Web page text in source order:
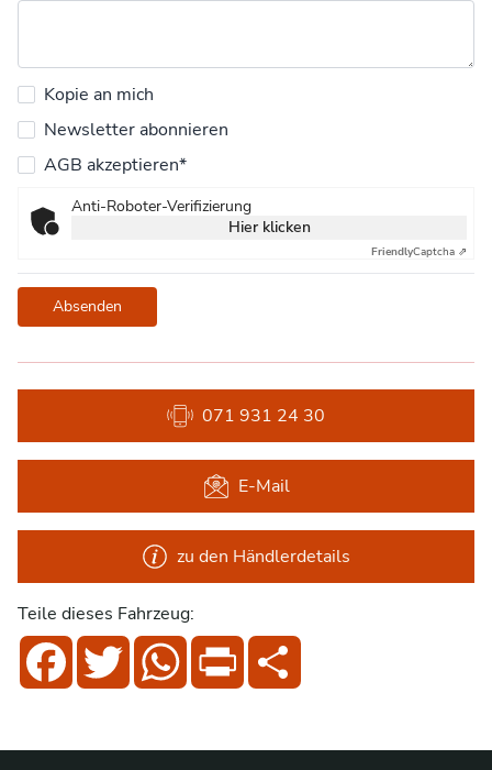
Kopie an mich
Newsletter abonnieren
AGB akzeptieren*
Anti-Roboter-Verifizierung
Hier klicken
FriendlyCaptcha ⇗
Absenden
071 931 24 30
E-Mail
zu den Händlerdetails
Teile dieses Fahrzeug:
FacebookTwitterWhatsAppPrint